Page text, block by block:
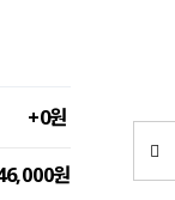
+0원
원